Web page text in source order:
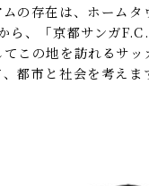
の存在は、ホーム
ら、「京都サンガ
この地を訪れるサ
都市と社会を考えま